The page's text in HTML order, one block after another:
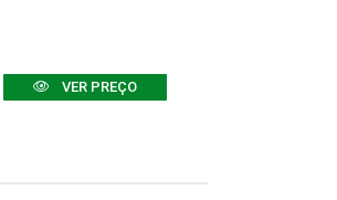
VER PREÇO